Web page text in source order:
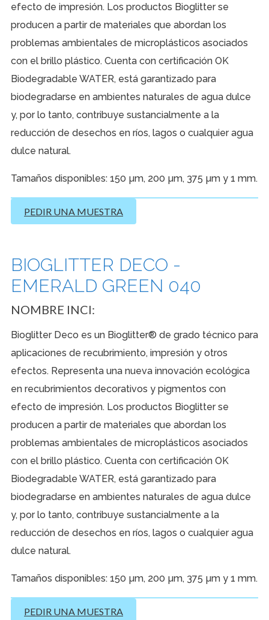
efecto de impresión. Los productos Bioglitter se
producen a partir de materiales que abordan los
problemas ambientales de microplásticos asociados
con el brillo plástico. Cuenta con certificación OK
Biodegradable WATER, está garantizado para
biodegradarse en ambientes naturales de agua dulce
y, por lo tanto, contribuye sustancialmente a la
reducción de desechos en ríos, lagos o cualquier agua
dulce natural.
Tamaños disponibles: 150 µm, 200 µm, 375 µm y 1 mm.
PEDIR UNA MUESTRA
BIOGLITTER DECO -
EMERALD GREEN 040
NOMBRE INCI:
Bioglitter Deco es un Bioglitter® de grado técnico para
aplicaciones de recubrimiento, impresión y otros
efectos. Representa una nueva innovación ecológica
en recubrimientos decorativos y pigmentos con
efecto de impresión. Los productos Bioglitter se
producen a partir de materiales que abordan los
problemas ambientales de microplásticos asociados
con el brillo plástico. Cuenta con certificación OK
Biodegradable WATER, está garantizado para
biodegradarse en ambientes naturales de agua dulce
y, por lo tanto, contribuye sustancialmente a la
reducción de desechos en ríos, lagos o cualquier agua
dulce natural.
Tamaños disponibles: 150 µm, 200 µm, 375 µm y 1 mm.
PEDIR UNA MUESTRA